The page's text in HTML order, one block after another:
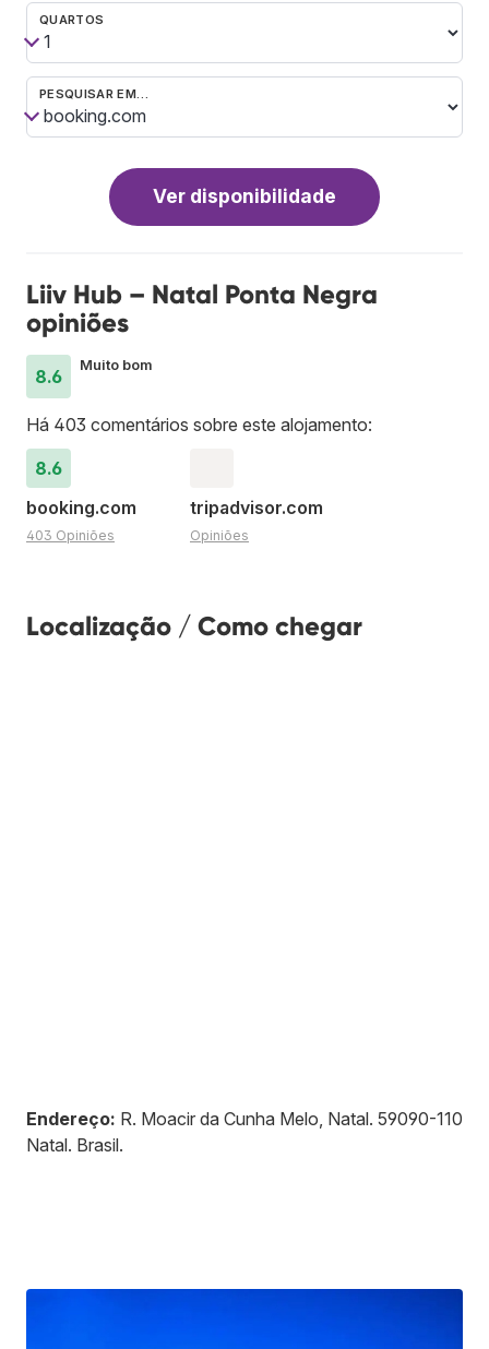
QUARTOS
PESQUISAR EM…
Ver disponibilidade
Liiv Hub – Natal Ponta Negra
opiniões
8.6
Muito bom
Há 403 comentários sobre este alojamento:
8.6
booking.com
403 Opiniões
tripadvisor.com
Opiniões
Localização / Como chegar
Endereço: R. Moacir da Cunha Melo, Natal. 59090-110
Natal. Brasil.